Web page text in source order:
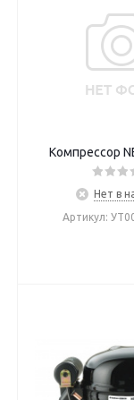
Компрессор
Нет в
Артикул: